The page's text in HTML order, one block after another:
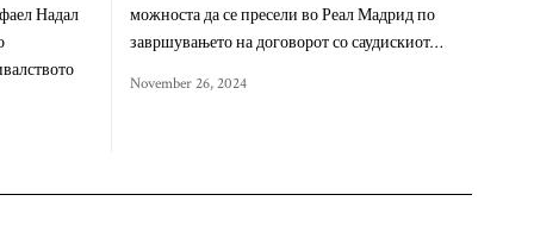
Надал
можноста да се пресели во Реал Мадрид по
завршувањето на договорот со саудискиот…
November 26, 2024